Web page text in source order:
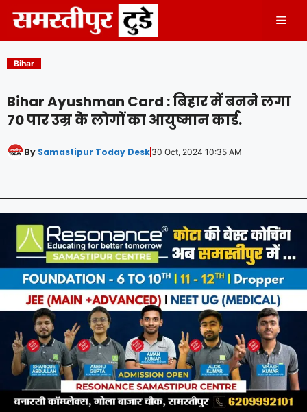
content
Bihar
Bihar Ayushman Card : बिहार में बनने लगा
70 पार उम्र के लोगों का आयुष्मान कार्ड.
By Samastipur Today Desk 30 Oct, 2024 10:35 AM